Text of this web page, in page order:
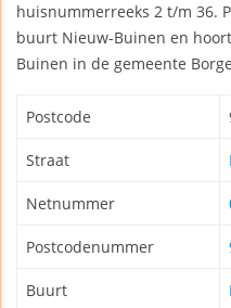
huisnummerreeks 2 t/m 36.
buurt Nieuw-Buinen en
Buinen in de gemeente
Postcode
Straat
Netnummer
Postcodenummer
Buurt